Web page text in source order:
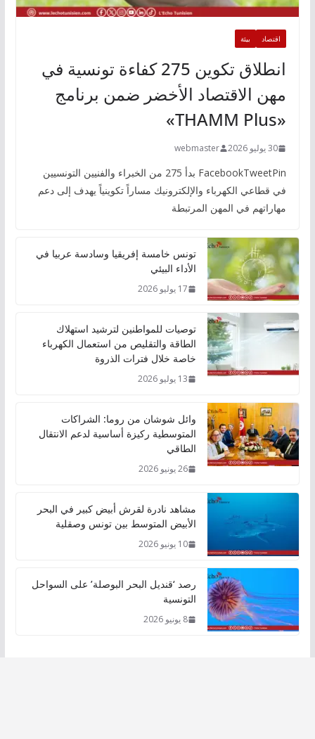
اقتصاد بيئة
انطلاق تكوين 275 كفاءة تونسية في
مهن الاقتصاد الأخضر ضمن برنامج
«THAMM Plus»
30 يوليو 2026 webmaster
FacebookTweetPin بدأ 275 من الخبراء والفنيين التونسيين
في قطاعي الكهرباء والإلكترونيك مساراً تكوينياً يهدف إلى دعم
مهاراتهم في المهن المرتبطة
تونس خامسة إفريقيا وسادسة عربيا في
الأداء البيئي
17 يوليو 2026
توصيات للمواطنين لترشيد استهلاك
الطاقة والتقليص من استعمال الكهرباء
خاصة خلال فترات الذروة
13 يوليو 2026
وائل شوشان من روما: الشراكات
المتوسطية ركيزة أساسية لدعم الانتقال
الطاقي
26 يونيو 2026
مشاهد نادرة لقرش أبيض كبير في البحر
الأبيض المتوسط بين تونس وصقلية
10 يونيو 2026
رصد ‘قنديل البحر البوصلة’ على السواحل
التونسية
8 يونيو 2026